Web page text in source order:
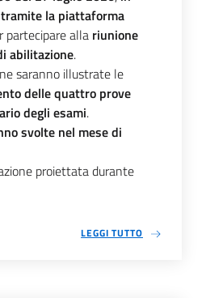
la piattaforma
partecipare alla riunione
abilitazione.
saranno illustrate le
delle quattro prove
degli esami.
svolte nel mese di
proiettata durante
LEGGI TUTTO